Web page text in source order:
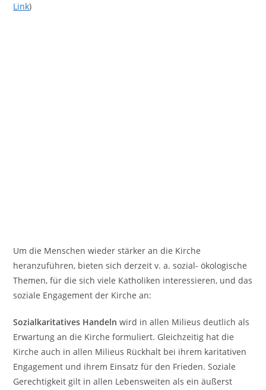
Link)
Um die Menschen wieder stärker an die Kirche
heranzuführen, bieten sich derzeit v. a. sozial- ökologische
Themen, für die sich viele Katholiken interessieren, und das
soziale Engagement der Kirche an:
Sozialkaritatives Handeln wird in allen Milieus deutlich als
Erwartung an die Kirche formuliert. Gleichzeitig hat die
Kirche auch in allen Milieus Rückhalt bei ihrem karitativen
Engagement und ihrem Einsatz für den Frieden. Soziale
Gerechtigkeit gilt in allen Lebensweiten als ein äußerst